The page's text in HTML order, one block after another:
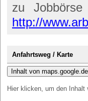
zu
http://
Anfahrtsweg / Karte
Inhalt von
Hier klicken, um den Inhalt